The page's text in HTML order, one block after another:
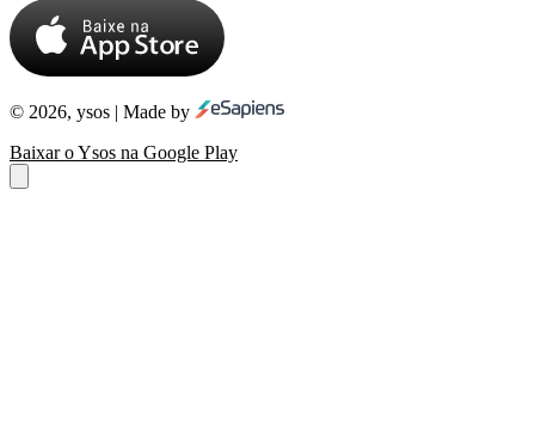
© 2026, ysos | Made by
Baixar o Ysos na Google Play